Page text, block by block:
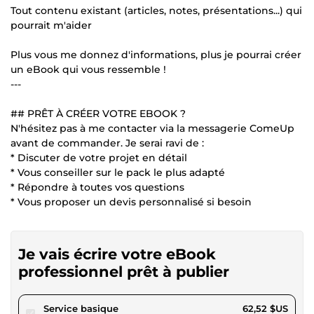
Tout contenu existant (articles, notes, présentations...) qui
pourrait m'aider
Plus vous me donnez d'informations, plus je pourrai créer
un eBook qui vous ressemble !
---
## PRÊT À CRÉER VOTRE EBOOK ?
N'hésitez pas à me contacter via la messagerie ComeUp
avant de commander. Je serai ravi de :
* Discuter de votre projet en détail
* Vous conseiller sur le pack le plus adapté
* Répondre à toutes vos questions
* Vous proposer un devis personnalisé si besoin
Je vais écrire votre eBook
professionnel prêt à publier
Service basiquepour 57,62 $US 62,52 $US